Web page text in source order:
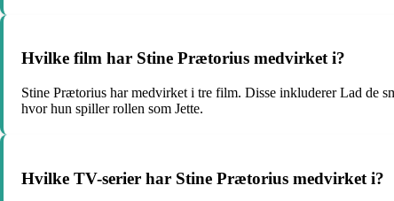
Hvilke film har Stine Prætorius medvirket i?
Stine Prætorius har medvirket i tre film. Disse inkluderer Lad de
hvor hun spiller rollen som Jette.
Hvilke TV-serier har Stine Prætorius medvirket i?